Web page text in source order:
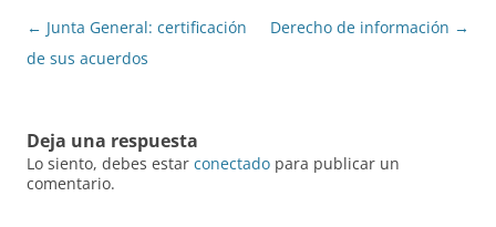
Navegación
de
← Junta General: certificación
de sus acuerdos
Derecho de información →
Deja una respuesta
Lo siento, debes estar conectado para publicar un
comentario.